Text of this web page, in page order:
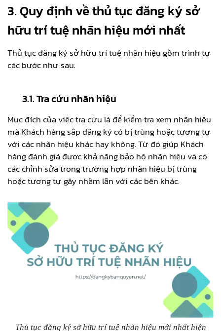
3. Quy định về thủ tục đăng ký sở
hữu trí tuệ nhãn hiệu mới nhất
Thủ tục đăng ký sở hữu trí tuệ nhãn hiệu gồm trình tự
các bước như sau:
3.1. Tra cứu nhãn hiệu
Mục đích của việc tra cứu là để kiểm tra xem nhãn hiệu
mà Khách hàng sắp đăng ký có bị trùng hoặc tương tự
với các nhãn hiệu khác hay không. Từ đó giúp Khách
hàng đánh giá được khả năng bảo hộ nhãn hiệu và có
các chỉnh sửa trong trường hợp nhãn hiệu bị trùng
hoặc tương tự gây nhầm lẫn với các bên khác.
Thủ tục đăng ký sở hữu trí tuệ nhãn hiệu mới nhất hiện